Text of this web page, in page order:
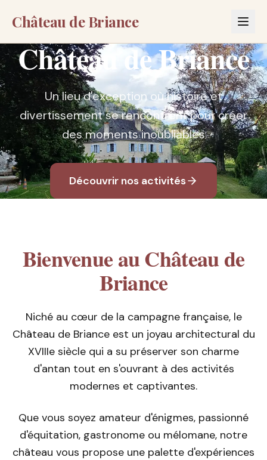
Château de Briance
Château de Briance
Un lieu d'exception où histoire et
divertissement se rencontrent pour créer
des moments inoubliables
Découvrir nos activités
Bienvenue au Château de
Briance
Niché au cœur de la campagne française, le
Château de Briance est un joyau architectural du
XVIIIe siècle qui a su préserver son charme
d'antan tout en s'ouvrant à des activités
modernes et captivantes.
Que vous soyez amateur d'énigmes, passionné
d'équitation, gastronome ou mélomane, notre
château vous propose une palette d'expériences